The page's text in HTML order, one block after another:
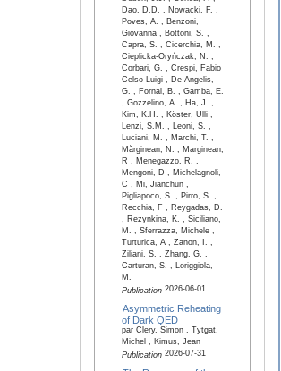
Dao, D.D. , Nowacki, F. ,
Poves, A. , Benzoni,
Giovanna , Bottoni, S. ,
Capra, S. , Cicerchia, M. ,
Cieplicka-Oryńczak, N. ,
Corbari, G. , Crespi, Fabio
Celso Luigi , De Angelis,
G. , Fornal, B. , Gamba, E.
, Gozzelino, A. , Ha, J. ,
Kim, K.H. , Köster, Ulli ,
Lenzi, S.M. , Leoni, S. ,
Luciani, M. , Marchi, T. ,
Mărginean, N. , Marginean,
R , Menegazzo, R. ,
Mengoni, D , Michelagnoli,
C , Mi, Jianchun ,
Pigliapoco, S. , Pirro, S. ,
Recchia, F , Reygadas, D.
, Rezynkina, K. , Siciliano,
M. , Sferrazza, Michele ,
Turturica, A , Zanon, I. ,
Ziliani, S. , Zhang, G. ,
Carturan, S. , Loriggiola,
M.
Publication2026-06-01
Asymmetric Reheating
of Dark QED
par Clery, Simon , Tytgat,
Michel , Kimus, Jean
Publication2026-07-31